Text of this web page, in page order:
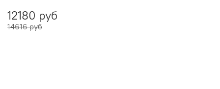
12180 руб
14616 руб